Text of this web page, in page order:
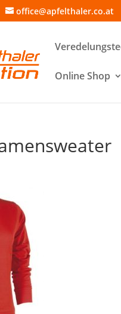
office@apfelthaler.co.at
Online Shop